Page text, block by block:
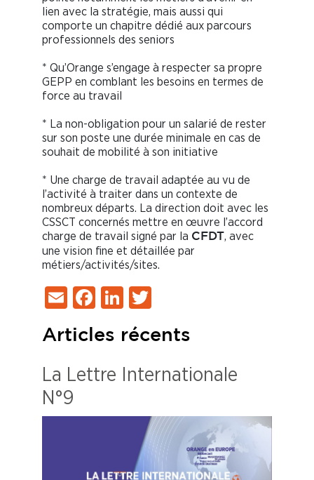
lien avec la stratégie, mais aussi qui
comporte un chapitre dédié aux parcours
professionnels des seniors
* Qu’Orange s’engage à respecter sa propre
GEPP en comblant les besoins en termes de
force au travail
* La non-obligation pour un salarié de rester
sur son poste une durée minimale en cas de
souhait de mobilité à son initiative
* Une charge de travail adaptée au vu de
l’activité à traiter dans un contexte de
nombreux départs. La direction doit avec les
CSSCT concernés mettre en œuvre l’accord
charge de travail signé par la CFDT , avec
une vision fine et détaillée par
métiers/activités/sites.
EmailFacebook
LinkedIn
Articles récents
La Lettre Internationale
N°9